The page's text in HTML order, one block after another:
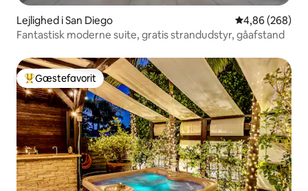
Lejlighed i San Diego 4,86 ud af 5 i
4,86 (268)
Fantastisk moderne suite, gratis strandudstyr, gåafstand
Bedste gæstefavorit
Gæstefavorit